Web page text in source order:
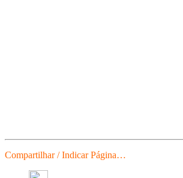
Compartilhar / Indicar Página…